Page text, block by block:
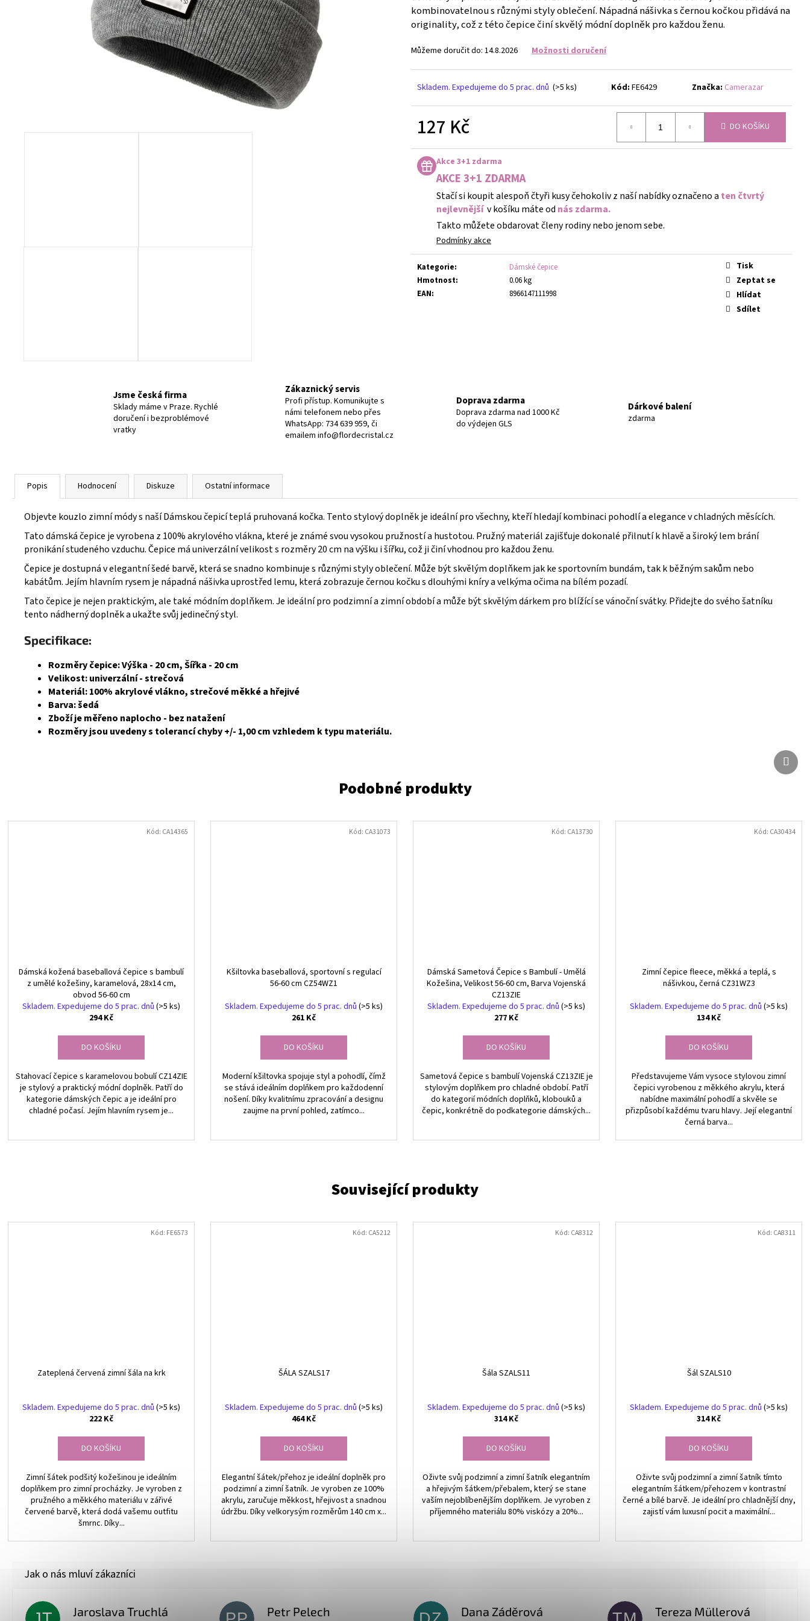
kombinovatelnou s různými styly oblečení. Nápadná nášivka s černou kočkou přidává na
originality, což z této čepice činí skvělý módní doplněk pro každou ženu.
Můžeme doručit do: 14.8.2026 Možnosti doručení
Skladem. Expedujeme do 5 prac. dnů (>5 ks) Kód: FE6429 Značka: Camerazar
127 Kč
cena:
DO KOŠÍKU
Akce 3+1 zdarma
AKCE 3+1 ZDARMA
Stačí si koupit alespoň čtyři kusy čehokoliv z naší nabídky označeno a ten čtvrtý
nejlevnější v košíku máte od nás zdarma.
Takto můžete obdarovat členy rodiny nebo jenom sebe.
Podmínky akce
Kategorie:
Dámské čepice
Hmotnost:
0.06 kg
EAN: 8966147111998
Tisk
Zeptat se
Hlídat
Sdílet
Jsme česká firma
Sklady máme v Praze. Rychlé
doručení i bezproblémové
vratky
Zákaznický servis
Profi přístup. Komunikujte s
námi telefonem nebo přes
WhatsApp: 734 639 959, či
emailem info@flordecristal.cz
Doprava zdarma
Doprava zdarma nad 1000 Kč
do výdejen GLS
Dárkové balení
zdarma
Popis Hodnocení Diskuze Ostatní informace
Objevte kouzlo zimní módy s naší Dámskou čepicí teplá pruhovaná kočka. Tento stylový doplněk je ideální pro všechny, kteří hledají kombinaci pohodlí a elegance v chladných měsících.
Tato dámská čepice je vyrobena z 100% akrylového vlákna, které je známé svou vysokou pružností a hustotou. Pružný materiál zajišťuje dokonalé přilnutí k hlavě a široký lem brání
pronikání studeného vzduchu. Čepice má univerzální velikost s rozměry 20 cm na výšku i šířku, což ji činí vhodnou pro každou ženu.
Čepice je dostupná v elegantní šedé barvě, která se snadno kombinuje s různými styly oblečení. Může být skvělým doplňkem jak ke sportovním bundám, tak k běžným sakům nebo
kabátům. Jejím hlavním rysem je nápadná nášivka uprostřed lemu, která zobrazuje černou kočku s dlouhými kníry a velkýma očima na bílém pozadí.
Tato čepice je nejen praktickým, ale také módním doplňkem. Je ideální pro podzimní a zimní období a může být skvělým dárkem pro blížící se vánoční svátky. Přidejte do svého šatníku
tento nádherný doplněk a ukažte svůj jedinečný styl.
Specifikace:
Rozměry čepice: Výška - 20 cm, Šířka - 20 cm
Velikost: univerzální - strečová
Materiál: 100% akrylové vlákno, strečové měkké a hřejivé
Barva: šedá
Zboží je měřeno naplocho - bez natažení
Rozměry jsou uvedeny s tolerancí chyby +/- 1,00 cm vzhledem k typu materiálu.
Dámská kožená baseballová čepice s bambulí
z umělé kožešiny, karamelová, 28x14 cm,
obvod 56-60 cm
Skladem. Expedujeme do 5 prac. dnů (>5 ks)
294 Kč
DO KOŠÍKU
Stahovací čepice s karamelovou bobulí CZ14ZIE
je stylový a praktický módní doplněk. Patří do
kategorie dámských čepic a je ideální pro
chladné počasí. Jejím hlavním rysem je...
Kód: CA14365
Kšiltovka baseballová, sportovní s regulací
56-60 cm CZ54WZ1
Skladem. Expedujeme do 5 prac. dnů (>5 ks)
261 Kč
DO KOŠÍKU
Moderní kšiltovka spojuje styl a pohodlí, čímž
se stává ideálním doplňkem pro každodenní
nošení. Díky kvalitnímu zpracování a designu
zaujme na první pohled, zatímco...
Kód: CA31073
Dámská Sametová Čepice s Bambulí - Umělá
Kožešina, Velikost 56-60 cm, Barva Vojenská
CZ13ZIE
Skladem. Expedujeme do 5 prac. dnů (>5 ks)
277 Kč
DO KOŠÍKU
Sametová čepice s bambulí Vojenská CZ13ZIE je
stylovým doplňkem pro chladné období. Patří
do kategorií módních doplňků, klobouků a
čepic, konkrétně do podkategorie dámských...
Kód: CA13730
Zimní čepice fleece, měkká a teplá, s
nášivkou, černá CZ31WZ3
Skladem. Expedujeme do 5 prac. dnů (>5 ks)
134 Kč
DO KOŠÍKU
Představujeme Vám vysoce stylovou zimní
čepici vyrobenou z měkkého akrylu, která
nabídne maximální pohodlí a skvěle se
přizpůsobí každému tvaru hlavy. Její elegantní
černá barva...
Kód: CA30434
Další
Zateplená červená zimní šála na krk
Skladem. Expedujeme do 5 prac. dnů (>5 ks)
222 Kč
DO KOŠÍKU
Zimní šátek podšitý kožešinou je ideálním
doplňkem pro zimní procházky. Je vyroben z
pružného a měkkého materiálu v zářivé
červené barvě, která dodá vašemu outfitu
šmrnc. Díky...
Kód: FE6573
ŠÁLA SZALS17
Skladem. Expedujeme do 5 prac. dnů (>5 ks)
464 Kč
DO KOŠÍKU
Elegantní šátek/přehoz je ideální doplněk pro
podzimní a zimní šatník. Je vyroben ze 100%
akrylu, zaručuje měkkost, hřejivost a snadnou
údržbu. Díky velkorysým rozměrům 140 cm x...
Kód: CA5212
Šála SZALS11
Skladem. Expedujeme do 5 prac. dnů (>5 ks)
314 Kč
DO KOŠÍKU
Oživte svůj podzimní a zimní šatník elegantním
a hřejivým šátkem/přebalem, který se stane
vaším nejoblíbenějším doplňkem. Je vyroben z
příjemného materiálu 80% viskózy a 20%...
Kód: CA8312
Šál SZALS10
Skladem. Expedujeme do 5 prac. dnů (>5 ks)
314 Kč
DO KOŠÍKU
Oživte svůj podzimní a zimní šatník tímto
elegantním šátkem/přehozem v kontrastní
černé a bílé barvě. Je ideální pro chladnější dny,
zajistí vám luxusní pocit a maximální...
Kód: CA8311
Další
Jaroslava Truchlá Petr Pelech Dana Záděrová Tereza Müllerová
KORÁLKY - ČERNÁ
259 Kč
249 Kč
299 Kč